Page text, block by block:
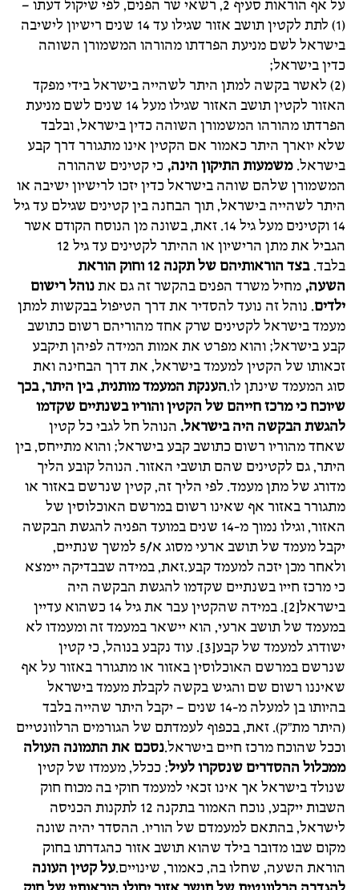
על אף הוראות סעיף 2, רשאי שר הפנים, לפי שיקול דעתו –
(1) לתת לקטין תושב אזור שגילו עד 14 שנים רישיון לישיבה
בישראל לשם מניעת הפרדתו מהורהו המשמורן השוהה
כדין בישראל;
(2) לאשר בקשה למתן היתר לשהייה בישראל בידי מפקד
האזור לקטין תושב האזור שגילו מעל 14 שנים לשם מניעת
הפרדתו מהורהו המשמורן השוהה כדין בישראל, ובלבד
שלא יוארך היתר כאמור אם הקטין אינו מתגורר דרך קבע
בישראל.משמעות התיקון הינה, כי קטינים שההורה
המשמורן שלהם שוהה בישראל כדין יזכו לרישיון ישיבה או
היתר לשהייה בישראל, תוך הבחנה בין קטינים שגילם עד גיל
14 וקטינים מעל גיל 14. זאת, בשונה מן הנוסח הקודם אשר
הגביל את מתן הרישיון או ההיתר לקטינים עד גיל 12
בלבד.
בצד הוראותיהם של תקנה 12 וחוק הוראת
השעה, מחיל משרד הפנים בהקשר זה גם אתנוהל רישום
ילדים. נוהל זה נועד להסדיר את דרך הטיפול בבקשות למתן
מעמד בישראל לקטינים שרק אחד מהוריהם רשום כתושב
קבע בישראל; והוא מפרט את אמות המידה לפיהן תיקבע
זכאותו של הקטין למעמד בישראל, את דרך הבחינה ואת
סוג המעמד שינתן לו.הענקת המעמד מותנית, בין היתר, בכך
שיוכח כי מרכז חייהם של הקטין והוריו בשנתיים שקדמו
להגשת הבקשה היה בישראל. הנוהל חל לגבי כל קטין
שאחד מהוריו רשום כתושב קבע בישראל; והוא מתייחס, בין
היתר, גם לקטינים שהם תושבי האזור. הנוהל קובע הליך
מדורג של מתן מעמד. לפי הליך זה, קטין שנרשם באזור או
מתגורר באזור אף שאינו רשום במרשם האוכלוסין של
האזור, וגילו נמוך מ-14 שנים במועד הפניה להגשת הבקשה
יקבל מעמד של תושב ארעי מסוג א/5 למשך שנתיים,
ולאחר מכן יזכה למעמד קבע.זאת, במידה שבבדיקה יימצא
כי מרכז חייו בשנתיים שקדמו להגשת הבקשה היה
בישראל[2]. במידה שהקטין עבר את גיל 14 כשהוא עדיין
במעמד של תושב ארעי, הוא יישאר במעמד זה ומעמדו לא
ישודרג למעמד של קבע[3]. עוד נקבע בנוהל, כי קטין
שנרשם במרשם האוכלוסין באזור או מתגורר באזור על אף
שאיננו רשום שם והגיש בקשה לקבלת מעמד בישראל
בהיותו בן למעלה מ-14 שנים – יקבל היתר שהייה בלבד
(היתר מת"ק). זאת, בכפוף לעמדתם של הגורמים הרלוונטיים
וככל שהוכח מרכז חיים בישראל.נסכם את התמונה העולה
ממכלול ההסדרים שנסקרו לעיל: ככלל, מעמדו של קטין
שנולד בישראל אך אינו זכאי למעמד חוקי בה מכוח חוק
השבות ייקבע, נוכח האמור בתקנה 12 לתקנות הכניסה
לישראל, בהתאם למעמדם של הוריו. ההסדר יהיה שונה
מקום שבו מדובר בילד שהוא תושב אזור כהגדרתו בחוק
הוראת השעה, שחלו בה, כאמור, שינויים.על קטין העונה